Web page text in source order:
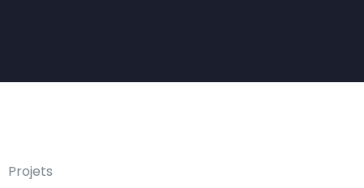
Projets